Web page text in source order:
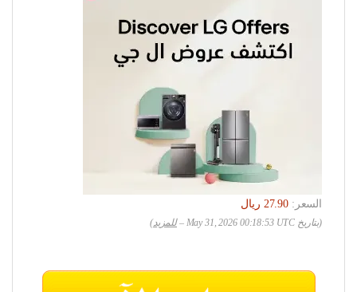
السعر:
‏27.90 ريال
(بتاريخ May 31, 2026 00:18:53 UTC – للمزيد)